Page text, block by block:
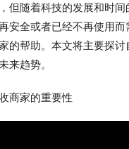
但随着科技的发展和时间
安全或者已经不再使用
的帮助。本文将主要探
来趋势。
商家的重要性